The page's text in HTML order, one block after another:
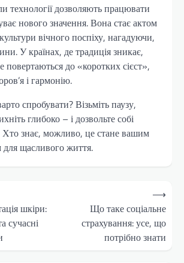
технології дозволяють працювати
нового значення. Вона стає актом
вічного поспіху, нагадуючи,
У країнах, де традиція зникає,
повертаються до «коротких сієст»,
і гармонію.
спробувати? Візьміть паузу,
глибоко – і дозвольте собі
Хто знає, можливо, це стане вашим
щасливого життя.
шкіри:
сучасні
Що таке соціальне
страхування: усе, що
потрібно знати
⟶